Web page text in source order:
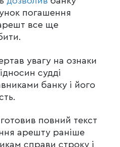
погашення
все ще
увагу на ознаки
судді
банку і його
повний текст
арешту раніше
справи строку і